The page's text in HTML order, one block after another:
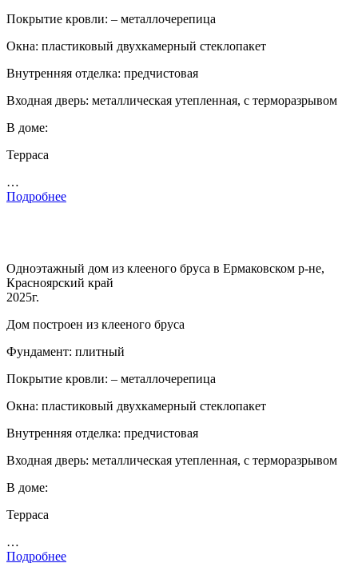
Покрытие кровли: – металлочерепица
Окна: пластиковый двухкамерный стеклопакет
Внутренняя отделка: предчистовая
Входная дверь: металлическая утепленная, с терморазрывом
В доме:
Терраса
…
Подробнее
Одноэтажный дом из клееного бруса в Ермаковском р-не,
Красноярский край
2025г.
Дом построен из клееного бруса
Фундамент: плитный
Покрытие кровли: – металлочерепица
Окна: пластиковый двухкамерный стеклопакет
Внутренняя отделка: предчистовая
Входная дверь: металлическая утепленная, с терморазрывом
В доме:
Терраса
…
Подробнее